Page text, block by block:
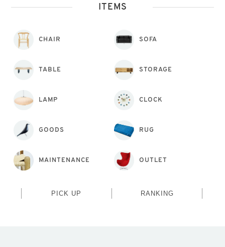
ITEMS
CHAIR SOFA
TABLE STORAGE
LAMP CLOCK
GOODS RUG
MAINTENANCE OUTLET
PICK UP RANKING